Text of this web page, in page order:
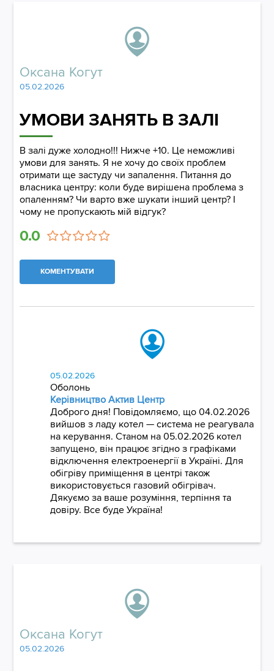
Оксана Когут
05.02.2026
УМОВИ ЗАНЯТЬ В ЗАЛІ
В залі дуже холодно!!! Нижче +10. Це неможливі
умови для занять. Я не хочу до своїх проблем
отримати ще застуду чи запалення. Питання до
власника центру: коли буде вирішена проблема з
опаленням? Чи варто вже шукати інший центр? І
чому не пропускають мій відгук?
0.0
КОМЕНТУВАТИ
05.02.2026
Оболонь
Керівництво Актив Центр
Доброго дня! Повідомляємо, що 04.02.2026
вийшов з ладу котел — система не реагувала
на керування. Станом на 05.02.2026 котел
запущено, він працює згідно з графіками
відключення електроенергії в Україні. Для
обігріву приміщення в центрі також
використовується газовий обігрівач.
Дякуємо за ваше розуміння, терпіння та
довіру. Все буде Україна!
Оксана Когут
05.02.2026